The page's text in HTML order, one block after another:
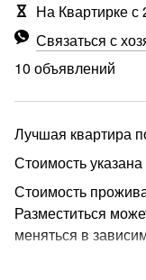
Связаться с
10 объявлений
На Квартирке с
Лучшая квартира
Стоимость
Стоимость
Разместиться
меняться в
Спальные места: